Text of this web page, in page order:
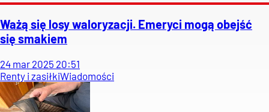
Ważą się losy waloryzacji. Emeryci mogą obejść
się smakiem
24 mar 2025 20:51
Renty i zasiłkiWiadomości